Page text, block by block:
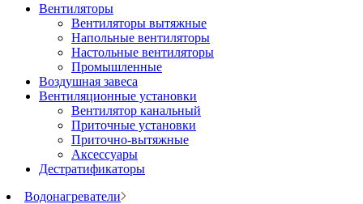
Вентиляторы
Вентиляторы вытяжные
Напольные вентиляторы
Настольные вентиляторы
Промышленные
Воздушная завеса
Вентиляционные установки
Вентилятор канальный
Приточные установки
Приточно-вытяжные
Аксессуары
Дестратификаторы
Водонагреватели